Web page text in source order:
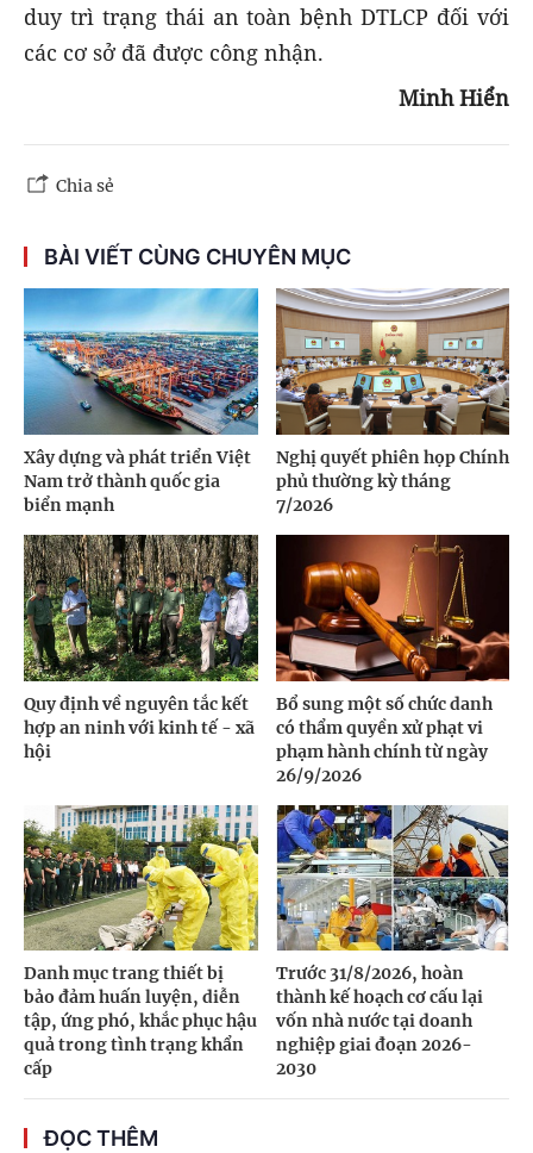
duy trì trạng thái an toàn bệnh DTLCP đối với
các cơ sở đã được công nhận.
Minh Hiển
Chia sẻ
BÀI VIẾT CÙNG CHUYÊN MỤC
Xây dựng và phát triển Việt
Nam trở thành quốc gia
biển mạnh
Nghị quyết phiên họp Chính
phủ thường kỳ tháng
7/2026
Quy định về nguyên tắc kết
hợp an ninh với kinh tế - xã
hội
Bổ sung một số chức danh
có thẩm quyền xử phạt vi
phạm hành chính từ ngày
26/9/2026
Danh mục trang thiết bị
bảo đảm huấn luyện, diễn
tập, ứng phó, khắc phục hậu
quả trong tình trạng khẩn
cấp
Trước 31/8/2026, hoàn
thành kế hoạch cơ cấu lại
vốn nhà nước tại doanh
nghiệp giai đoạn 2026-
2030
ĐỌC THÊM